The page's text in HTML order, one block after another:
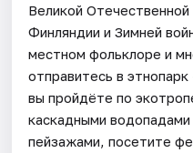
Великой
Финляндии и Зимней
местном фольклоре и
отправитесь в
вы пройдёте по
каскадными
пейзажами, посетите